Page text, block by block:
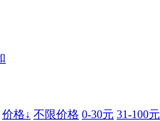
价格↓ 不限价格 0-30元 31-100元